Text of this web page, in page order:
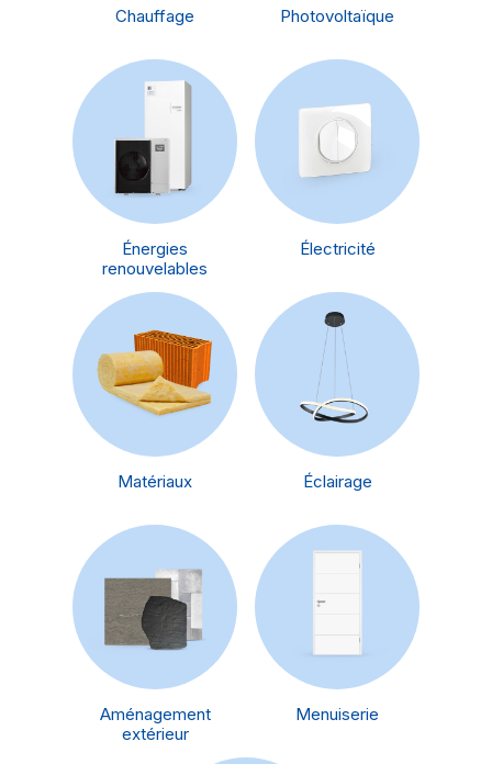
Chauffage Photovoltaïque
Énergies
renouvelables
Électricité
Matériaux Éclairage
Aménagement
extérieur
Menuiserie